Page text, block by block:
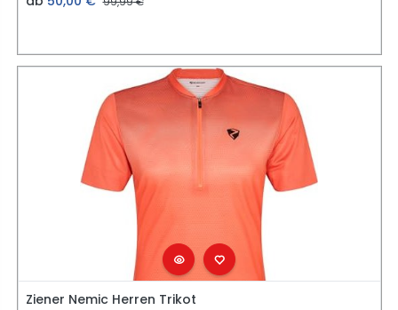
Ziener Nemic Herren Trikot